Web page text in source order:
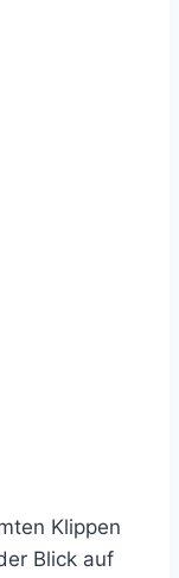
Klippen
Blick auf